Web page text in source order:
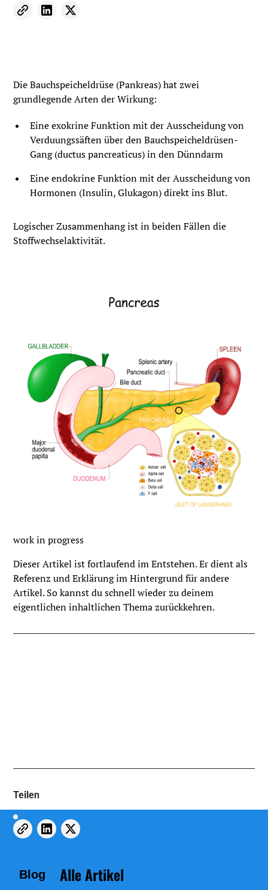
Die Bauchspeicheldrüse (Pankreas) hat zwei
grundlegende Arten der Wirkung:
Eine exokrine Funktion mit der Ausscheidung von
Verduungssäften über den Bauchspeicheldrüsen-
Gang (ductus pancreaticus) in den Dünndarm
Eine endokrine Funktion mit der Ausscheidung von
Hormonen (Insulin, Glukagon) direkt ins Blut. ‍
Logischer Zusammenhang ist in beiden Fällen die
Stoffwechselaktivität.
work in progress
Dieser Artikel ist fortlaufend im Entstehen. Er dient als
Referenz und Erklärung im Hintergrund für andere
Artikel. So kannst du schnell wieder zu deinem
eigentlichen inhaltlichen Thema zurückkehren.
Teilen
Blog Alle Artikel